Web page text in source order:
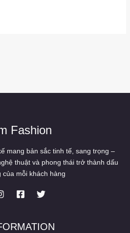
Fashion
mang bản sắc tinh tế, sang trọng –
thuật và phong thái trở thành dấu
của mỗi khách hàng